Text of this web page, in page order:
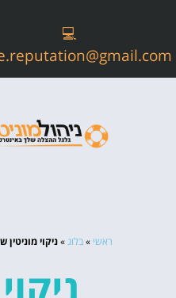
💻
ראשי »בלוג»ניקוי